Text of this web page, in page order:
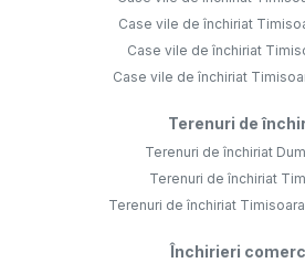
Case vile de închiriat
Case vile de închiriat
Case vile de închiriat
Terenuri de
Terenuri de închiriat
Terenuri de închiriat
Terenuri de închiriat
Închirieri